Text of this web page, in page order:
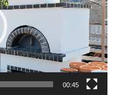
00:45